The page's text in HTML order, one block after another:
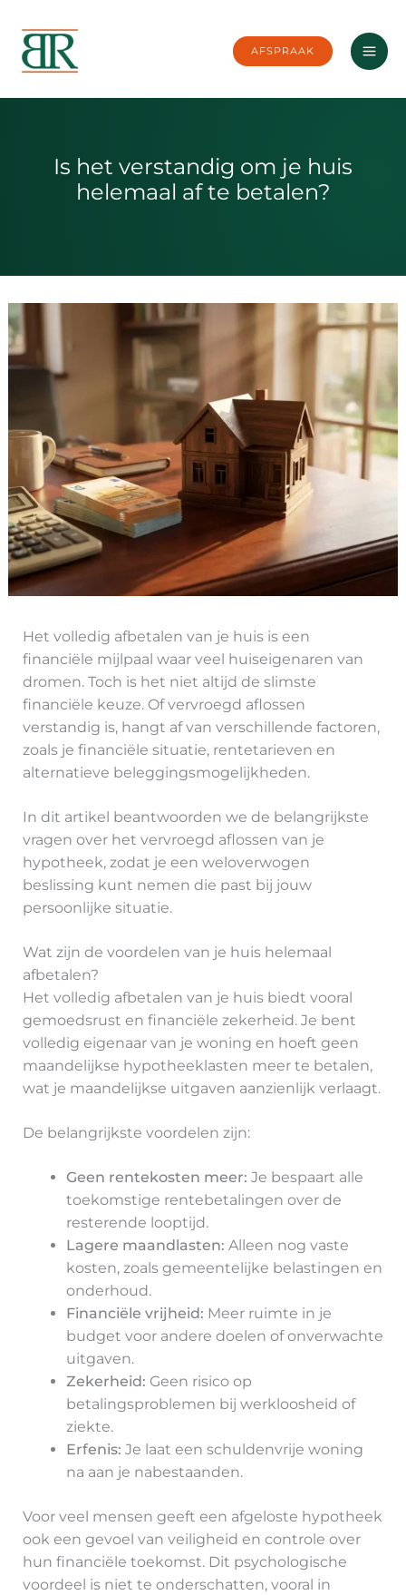
naar
inhoud
AFSPRAAK
Is het verstandig om je huis
helemaal af te betalen?
Het volledig afbetalen van je huis is een
financiële mijlpaal waar veel huiseigenaren van
dromen. Toch is het niet altijd de slimste
financiële keuze. Of vervroegd aflossen
verstandig is, hangt af van verschillende factoren,
zoals je financiële situatie, rentetarieven en
alternatieve beleggingsmogelijkheden.
In dit artikel beantwoorden we de belangrijkste
vragen over het vervroegd aflossen van je
hypotheek, zodat je een weloverwogen
beslissing kunt nemen die past bij jouw
persoonlijke situatie.
Wat zijn de voordelen van je huis helemaal
afbetalen?
Het volledig afbetalen van je huis biedt vooral
gemoedsrust en financiële zekerheid. Je bent
volledig eigenaar van je woning en hoeft geen
maandelijkse hypotheeklasten meer te betalen,
wat je maandelijkse uitgaven aanzienlijk verlaagt.
De belangrijkste voordelen zijn:
Geen rentekosten meer: Je bespaart alle
toekomstige rentebetalingen over de
resterende looptijd.
Lagere maandlasten: Alleen nog vaste
kosten, zoals gemeentelijke belastingen en
onderhoud.
Financiële vrijheid: Meer ruimte in je
budget voor andere doelen of onverwachte
uitgaven.
Zekerheid: Geen risico op
betalingsproblemen bij werkloosheid of
ziekte.
Erfenis: Je laat een schuldenvrije woning
na aan je nabestaanden.
Voor veel mensen geeft een afgeloste hypotheek
ook een gevoel van veiligheid en controle over
hun financiële toekomst. Dit psychologische
voordeel is niet te onderschatten, vooral in